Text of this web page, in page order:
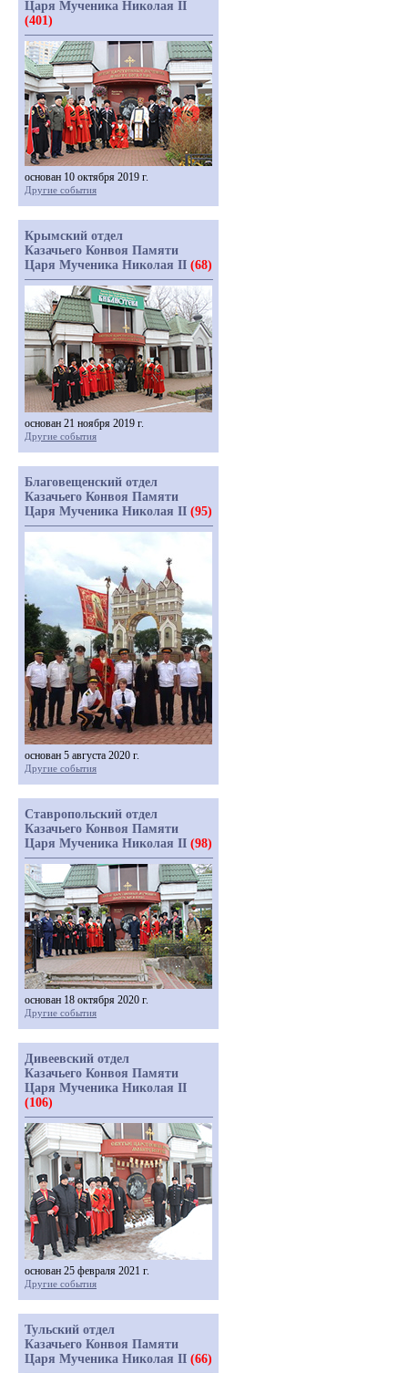
Царя Мученика Николая II
(401)
основан 10 октября 2019 г.
Другие события
Крымский отдел
Казачьего Конвоя Памяти
Царя Мученика Николая II (68)
основан 21 ноября 2019 г.
Другие события
Благовещенский отдел
Казачьего Конвоя Памяти
Царя Мученика Николая II (95)
основан 5 августа 2020 г.
Другие события
Ставропольский отдел
Казачьего Конвоя Памяти
Царя Мученика Николая II (98)
основан 18 октября 2020 г.
Другие события
Дивеевский отдел
Казачьего Конвоя Памяти
Царя Мученика Николая II
(106)
основан 25 февраля 2021 г.
Другие события
Тульский отдел
Казачьего Конвоя Памяти
Царя Мученика Николая II (66)